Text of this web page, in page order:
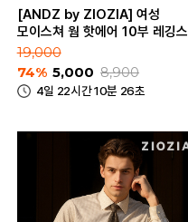
[ANDZ by ZIOZIA] 여성
모이스쳐 웜 핫에어 10부 레깅스
(BZA4UT2103)
19,000
74% 5,000 8,900
4일 22시간 10분 26초